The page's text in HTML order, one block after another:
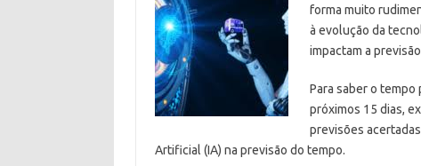
forma muito
à evolução da
impactam a
Para saber o tempo
próximos 15 dias,
previsões
Artificial (IA) na previsão do tempo.